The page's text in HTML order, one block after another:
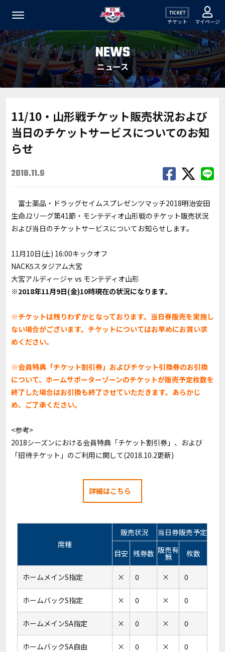
チケット マイページ
NEWS
ニュース
11/10・山形戦チケット販売状況および
当日のチケットサービスについてのお知
らせ
2018.11.9
富士薬品・ドラッグセイムスプレゼンツマッチ2018明治安田
生命J2リーグ第41節・モンテディオ山形戦のチケット販売状況
および当日のチケットサービスについてお知らせします。
11月10日(土) 16:00キックオフ
NACK5スタジアム大宮
大宮アルディージャ vs モンテディオ山形
※2018年11月9日(金)10時現在の状況になります。
※チケットは残りわずかとなっております。当日券販売を実施し
ない場合がございます。チケットについてはお早めにお買い求
めください。
※会員特典「チケット割引券」およびチケット引換券のお引換
について、ホームサポーターゾーンのチケットが販売予定枚数を
終了した場合はお引換も終了させていただきます。あらかじ
め、ご了承ください。
<参考>
2018シーズンにおける会員特典「チケット割引券」、および
「招待チケット」のご利用に関して(2018.10.2更新)
詳細はこちら
席種
販売状況 当日券販売予定
目安 残券数 販売有
無 枚数
ホームメインS指定 × 0 × 0
ホームバックS指定 × 0 × 0
ホームメインSA指定 × 0 × 0
ホームバックSA自由 × 0 × 0